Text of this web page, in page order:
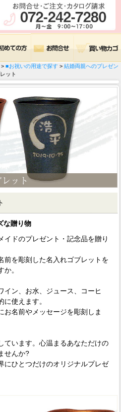
> ■お祝いの用途で探す > 結婚両親へのプレゼン
ット
な贈り物
イドのプレゼント・記念品を贈り
前を彫刻した名入れゴブレットを
。
イン、お水、ジュース、コーヒ
使えます。
お名前やメッセージを彫刻しま
ています。心温まるあなただけの
せんか?
にひとつだけのオリジナルプレゼ